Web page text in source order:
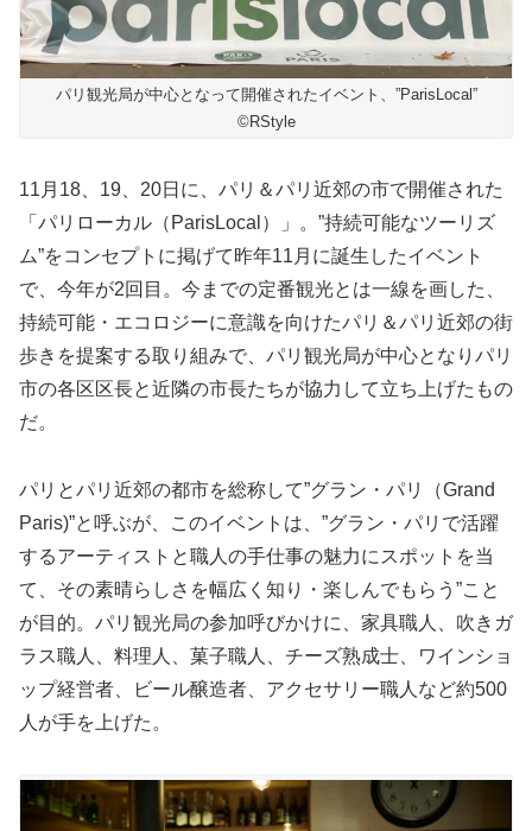
パリ観光局が中心となって開催されたイベント、”ParisLocal”
©️RStyle
11月18、19、20日に、パリ＆パリ近郊の市で開催された
「パリローカル（ParisLocal）」。”持続可能なツーリズ
ム”をコンセプトに掲げて昨年11月に誕生したイベント
で、今年が2回目。今までの定番観光とは一線を画した、
持続可能・エコロジーに意識を向けたパリ＆パリ近郊の街
歩きを提案する取り組みで、パリ観光局が中心となりパリ
市の各区区長と近隣の市長たちが協力して立ち上げたもの
だ。
パリとパリ近郊の都市を総称して”グラン・パリ（Grand
Paris)”と呼ぶが、このイベントは、”グラン・パリで活躍
するアーティストと職人の手仕事の魅力にスポットを当
て、その素晴らしさを幅広く知り・楽しんでもらう”こと
が目的。パリ観光局の参加呼びかけに、家具職人、吹きガ
ラス職人、料理人、菓子職人、チーズ熟成士、ワインショ
ップ経営者、ビール醸造者、アクセサリー職人など約500
人が手を上げた。